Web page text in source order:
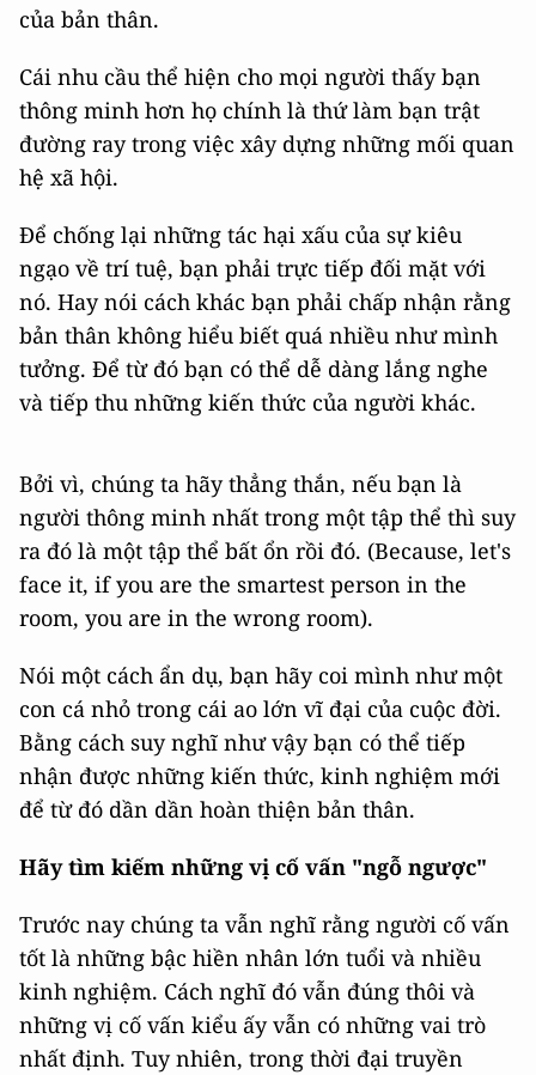
của bản thân.
Cái nhu cầu thể hiện cho mọi người thấy bạn
thông minh hơn họ chính là thứ làm bạn trật
đường ray trong việc xây dựng những mối quan
hệ xã hội.
Để chống lại những tác hại xấu của sự kiêu
ngạo về trí tuệ, bạn phải trực tiếp đối mặt với
nó. Hay nói cách khác bạn phải chấp nhận rằng
bản thân không hiểu biết quá nhiều như mình
tưởng. Để từ đó bạn có thể dễ dàng lắng nghe
và tiếp thu những kiến thức của người khác.
Bởi vì, chúng ta hãy thẳng thắn, nếu bạn là
người thông minh nhất trong một tập thể thì suy
ra đó là một tập thể bất ổn rồi đó. (Because, let's
face it, if you are the smartest person in the
room, you are in the wrong room).
Nói một cách ẩn dụ, bạn hãy coi mình như một
con cá nhỏ trong cái ao lớn vĩ đại của cuộc đời.
Bằng cách suy nghĩ như vậy bạn có thể tiếp
nhận được những kiến thức, kinh nghiệm mới
để từ đó dần dần hoàn thiện bản thân.
Hãy tìm kiếm những vị cố vấn "ngỗ ngược"
Trước nay chúng ta vẫn nghĩ rằng người cố vấn
tốt là những bậc hiền nhân lớn tuổi và nhiều
kinh nghiệm. Cách nghĩ đó vẫn đúng thôi và
những vị cố vấn kiểu ấy vẫn có những vai trò
nhất định. Tuy nhiên, trong thời đại truyền